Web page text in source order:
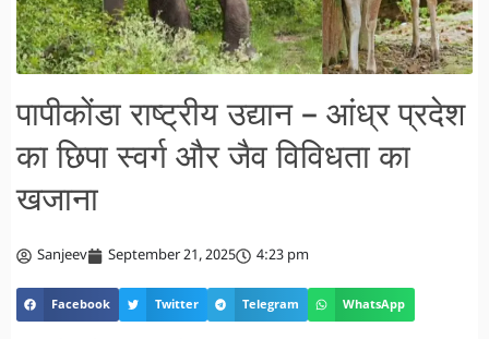
पापीकोंडा राष्ट्रीय उद्यान – आंध्र प्रदेश
का छिपा स्वर्ग और जैव विविधता का
खजाना
Sanjeev September 21, 2025 4:23 pm
Facebook Twitter Telegram WhatsApp